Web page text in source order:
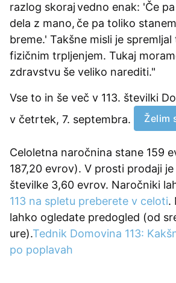
razlog skoraj vedno enak: 'Če
dela z mano, če pa toliko
breme.' Takšne misli je
fizičnim trpljenjem. Tukaj
zdravstvu še veliko narediti."
Vse to in še več v 113. številki
v četrtek, 7. septembra.
Želim
Celoletna naročnina stane 159
187,20 evrov). V prosti prodaji
številke 3,60 evrov. Naročniki
113 na spletu preberete v celoti.
lahko ogledate predogled (od
ure).Tednik Domovina 113:
po poplavah